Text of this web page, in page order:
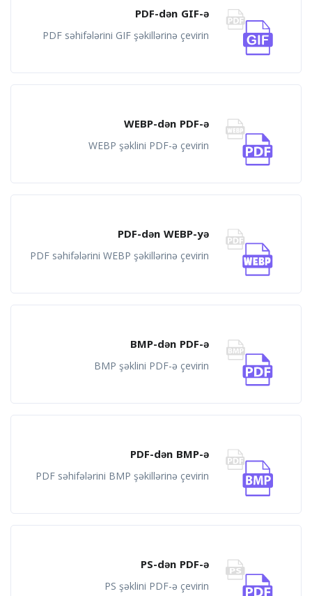
PDF-dən GIF-ə
PDF səhifələrini GIF şəkillərinə çevirin
WEBP-dən PDF-ə
WEBP şəklini PDF-ə çevirin
PDF-dən WEBP-yə
PDF səhifələrini WEBP şəkillərinə çevirin
BMP-dən PDF-ə
BMP şəklini PDF-ə çevirin
PDF-dən BMP-ə
PDF səhifələrini BMP şəkillərinə çevirin
PS-dən PDF-ə
PS şəklini PDF-ə çevirin